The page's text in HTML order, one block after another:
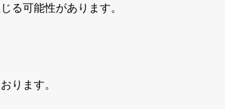
る可能性があります。
ります。